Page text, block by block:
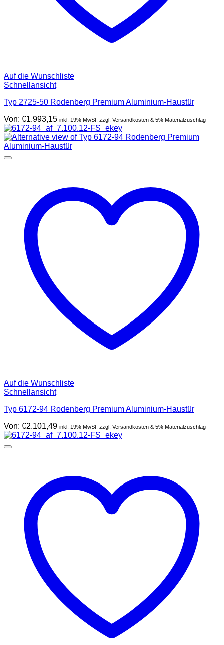
Auf die Wunschliste
Schnellansicht
Typ 2725-50 Rodenberg Premium Aluminium-Haustür
Von: €1.993,15 inkl. 19% MwSt. zzgl. Versandkosten & 5% Materialzuschlag
Auf die Wunschliste
Schnellansicht
Typ 6172-94 Rodenberg Premium Aluminium-Haustür
Von: €2.101,49 inkl. 19% MwSt. zzgl. Versandkosten & 5% Materialzuschlag